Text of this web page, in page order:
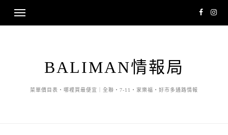
BALIMAN情報局
菜單價目表・哪裡買最便宜｜全聯・7-11・家樂福・好市多通路情報